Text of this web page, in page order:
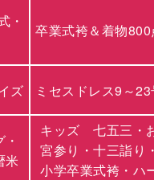
・
卒業式袴＆着物800
ズ ミセスドレス9～23
米
キッズ 七五三・
宮参り・十三詣り・
小学卒業式袴・ハ